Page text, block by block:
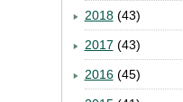
2018(43)
2017 (43)
2016(45)